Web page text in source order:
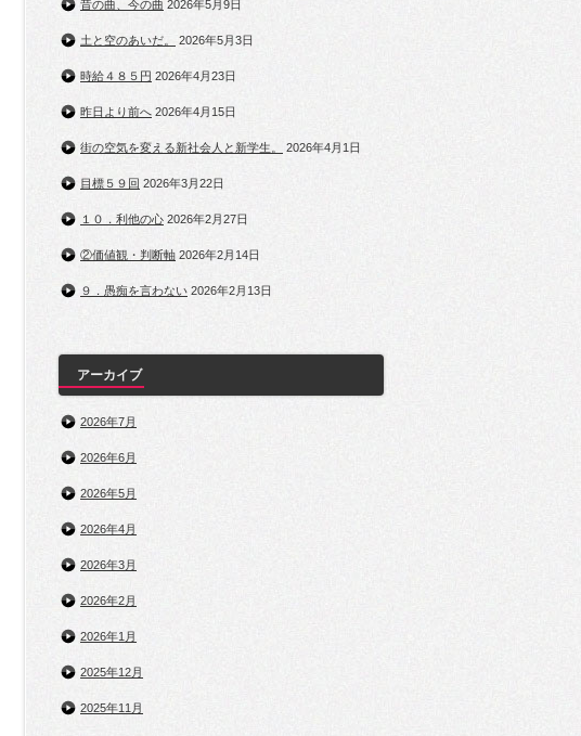
昔の曲、今の曲 2026年5月9日
土と空のあいだ。 2026年5月3日
時給４８５円 2026年4月23日
昨日より前へ 2026年4月15日
街の空気を変える新社会人と新学生。 2026年4月1日
目標５９回 2026年3月22日
１０．利他の心 2026年2月27日
②価値観・判断軸 2026年2月14日
９．愚痴を言わない 2026年2月13日
アーカイブ
2026年7月
2026年6月
2026年5月
2026年4月
2026年3月
2026年2月
2026年1月
2025年12月
2025年11月